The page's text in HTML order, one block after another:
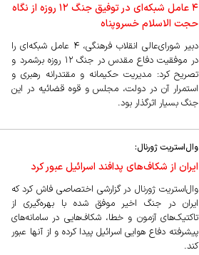
۴ عامل شبکه‌ای در توفیق جنگ ۱۲ روزه از نگاه
حجت الاسلام خسروپناه
دبیر شورای‌عالی انقلاب فرهنگی، ۴ عامل شبکه‌ای را
در موفقیت دفاع مقدس در جنگ ۱۲ روزه برشمرد و
تصریح کرد: مدیریت حکیمانه و مقتدرانه رهبری و
استمرار آن در دولت، مجلس و قوه قضائیه در این
جنگ بسیار اثرگذار بود.
وال‌استریت ژورنال:
ایران از شکاف‌های پدافند اسرائیل عبور کرد
وال‌استریت ژورنال در گزارشی اختصاصی فاش کرد که
ایران در جنگ اخیر موفق شده با بهره‌گیری از
تاکتیک‌های آزمون و خطا، شکاف‌هایی در سامانه‌های
پیشرفته دفاع هوایی اسرائیل پیدا کرده و از آنها عبور
کند.